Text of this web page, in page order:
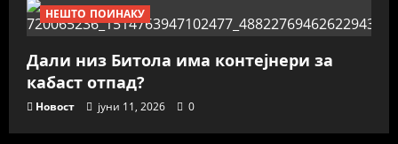
НЕШТО ПОИНАКУ
Дали низ Битола има контејнери за
кабаст отпад?
Новост јуни 11, 2026 0